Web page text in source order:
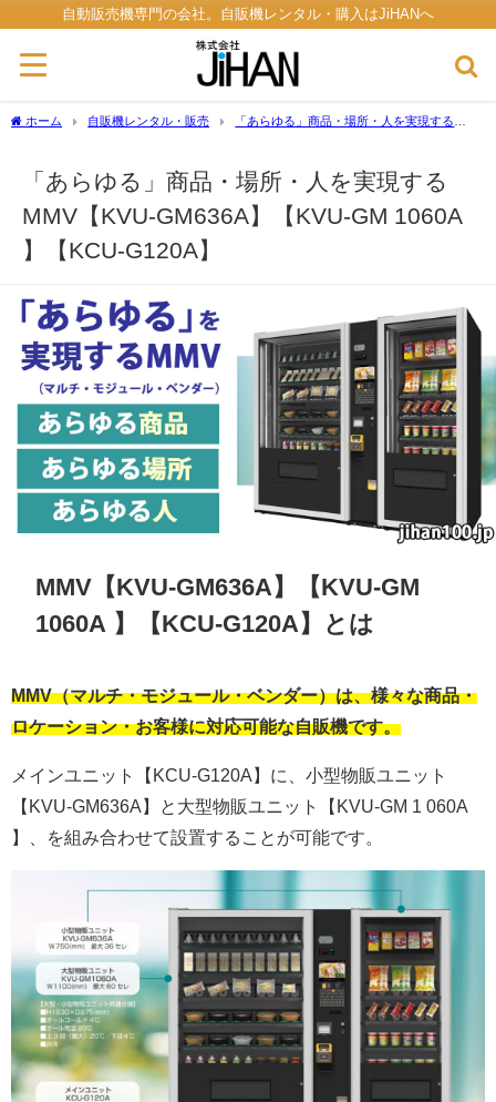
自動販売機専門の会社。自販機レンタル・購入はJiHANへ
ホーム 自販機レンタル・販売
「あらゆる」商品・場所・人を実現する
「あらゆる」商品・場所・人を実現する
MMV【KVU-GM636A】【KVU-GM 1060A
】【KCU-G120A】
MMV【KVU-GM636A】【KVU-GM
1060A 】【KCU-G120A】とは
MMV（マルチ・モジュール・ベンダー）は、様々な商品・
ロケーション・お客様に対応可能な自販機です。
メインユニット【KCU-G120A】に、小型物販ユニット
【KVU-GM636A】と大型物販ユニット【KVU-GM 1 060A
】、を組み合わせて設置することが可能です。